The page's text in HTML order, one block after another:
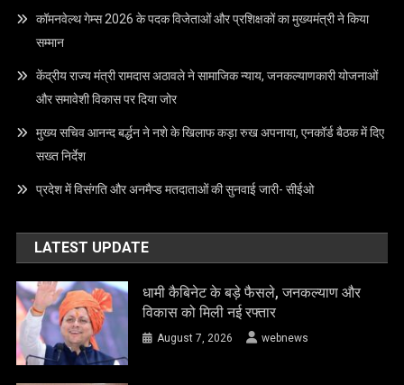
कॉमनवेल्थ गेम्स 2026 के पदक विजेताओं और प्रशिक्षकों का मुख्यमंत्री ने किया
सम्मान
केंद्रीय राज्य मंत्री रामदास अठावले ने सामाजिक न्याय, जनकल्याणकारी योजनाओं
और समावेशी विकास पर दिया जोर
मुख्य सचिव आनन्द बर्द्धन ने नशे के खिलाफ कड़ा रुख अपनाया, एनकॉर्ड बैठक में दिए
सख्त निर्देश
प्रदेश में विसंगति और अनमैप्ड मतदाताओं की सुनवाई जारी- सीईओ
LATEST UPDATE
धामी कैबिनेट के बड़े फैसले, जनकल्याण और
विकास को मिली नई रफ्तार
August 7, 2026 webnews